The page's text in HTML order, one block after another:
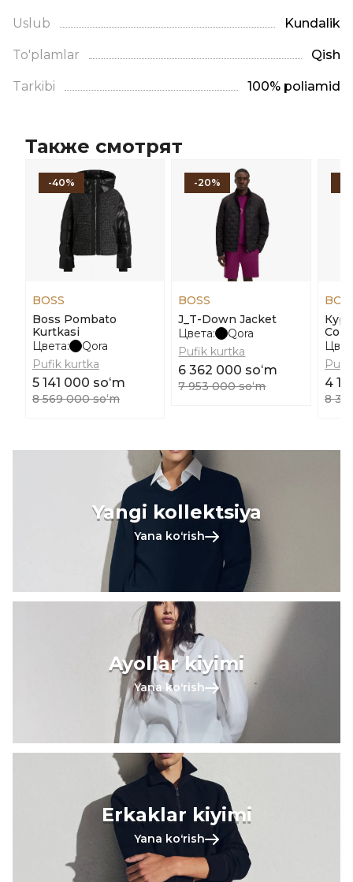
Uslub Kundalik
To'plamlar Qish
Tarkibi 100% poliamid
Также смотрят
-40%
BOSS
Boss Pombato
Kurtkasi
Цвета:
Qora
Pufik kurtka
5 141 000 soʻm
8 569 000 soʻm
-20%
BOSS
J_T-Down Jacket
Цвета:
Qora
Pufik kurtka
6 362 000 soʻm
7 953 000 soʻm 4
8
Yangi kollektsiya
Yana koʻrish
Ayollar kiyimi
Yana koʻrish
Erkaklar kiyimi
Yana koʻrish